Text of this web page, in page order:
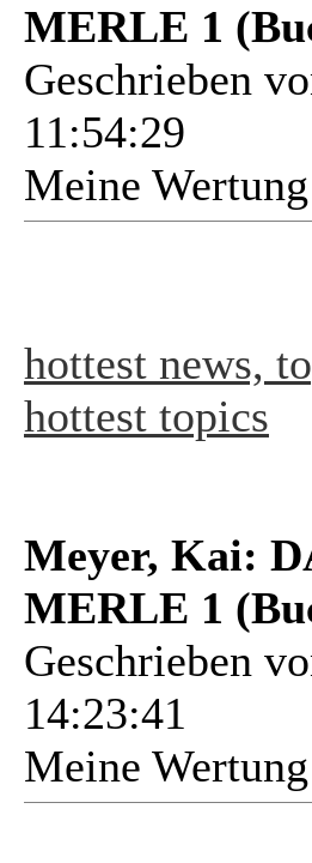
MERLE 1
Geschrieben
11:54:29
Meine
hottest news,
hottest topics
Meyer, Kai:
MERLE 1
Geschrieben
14:23:41
Meine